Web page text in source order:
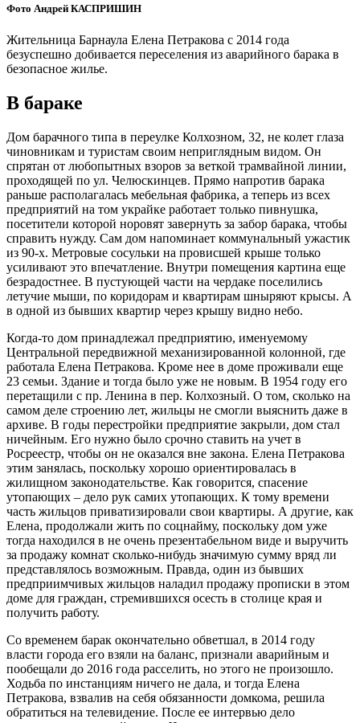
Фото Андрей КАСПРИШИН
Жительница Барнаула Елена Петракова с 2014 года
безуспешно добивается переселения из аварийного барака в
безопасное жилье.
В бараке
Дом барачного типа в переулке Колхозном, 32, не колет глаза
чиновникам и туристам своим неприглядным видом. Он
спрятан от любопытных взоров за веткой трамвайной линии,
проходящей по ул. Челюскинцев. Прямо напротив барака
раньше располагалась мебельная фабрика, а теперь из всех
предприятий на том украйке работает только пивнушка,
посетители которой норовят завернуть за забор барака, чтобы
справить нужду. Сам дом напоминает коммунальный ужастик
из 90-х. Метровые сосульки на провисшей крыше только
усиливают это впечатление. Внутри помещения картина еще
безрадостнее. В пустующей части на чердаке поселились
летучие мыши, по коридорам и квартирам шныряют крысы. А
в одной из бывших квартир через крышу видно небо.
Когда-то дом принадлежал предприятию, именуемому
Центральной передвижной механизированной колонной, где
работала Елена Петракова. Кроме нее в доме проживали еще
23 семьи. Здание и тогда было уже не новым. В 1954 году его
перетащили с пр. Ленина в пер. Колхозный. О том, сколько на
самом деле строению лет, жильцы не смогли выяснить даже в
архиве. В годы перестройки предприятие закрыли, дом стал
ничейным. Его нужно было срочно ставить на учет в
Росреестр, чтобы он не оказался вне закона. Елена Петракова
этим занялась, поскольку хорошо ориентировалась в
жилищном законодательстве. Как говорится, спасение
утопающих – дело рук самих утопающих. К тому времени
часть жильцов приватизировали свои квартиры. А другие, как
Елена, продолжали жить по соцнайму, поскольку дом уже
тогда находился в не очень презентабельном виде и выручить
за продажу комнат сколько-нибудь значимую сумму вряд ли
представлялось возможным. Правда, один из бывших
предприимчивых жильцов наладил продажу прописки в этом
доме для граждан, стремившихся осесть в столице края и
получить работу.
Со временем барак окончательно обветшал, в 2014 году
власти города его взяли на баланс, признали аварийным и
пообещали до 2016 года расселить, но этого не произошло.
Ходьба по инстанциям ничего не дала, и тогда Елена
Петракова, взвалив на себя обязанности домкома, решила
обратиться на телевидение. После ее интервью дело